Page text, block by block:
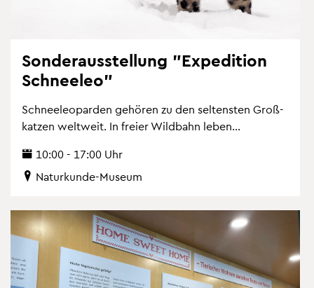
Son­der­aus­stel­lung "Ex­pe­di­ti­on
Schnee­leo"
Schnee­leo­par­den ge­hö­ren zu den sel­tens­ten Gro­ß­
kat­zen welt­weit. In frei­er Wild­bahn leben...
10:00 - 17:00 Uhr
Na­tur­kun­de-Mu­se­um